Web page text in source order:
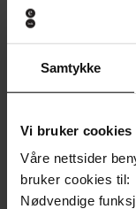
Samtykke
Vi bruker cookies
Våre nettsider
bruker cookies til:
Nødvendige
Andre har
Vinner av